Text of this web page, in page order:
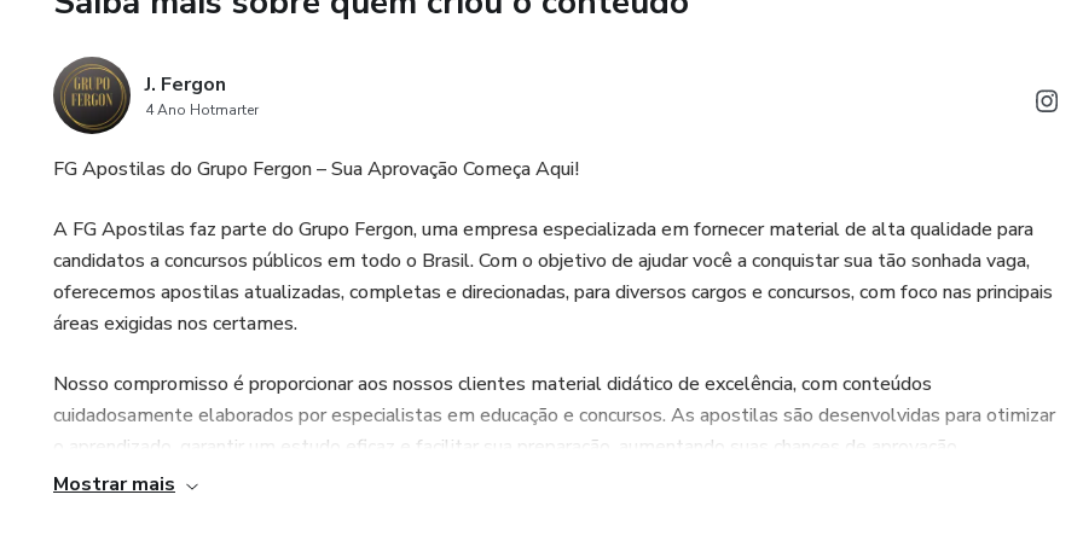
Facilidade de Acompanhamento: Estruturada de maneira clara e prática, para que você
assunto. Adquira agora a sua Apostila para o cargo de Serviços Gerais da Prefeitura de
Guadalupe - Piauí e comece hoje mesmo a caminhada rumo à sua vaga!
Garanta sua vaga. Estude com qualidade. Vença o concurso!
J. Fergon
4 Ano Hotmarter
FG Apostilas do Grupo Fergon – Sua Aprovação Começa Aqui!
A FG Apostilas faz parte do Grupo Fergon, uma empresa especializada em fornecer material de alta qualidade para
candidatos a concursos públicos em todo o Brasil. Com o objetivo de ajudar você a conquistar sua tão sonhada vaga,
oferecemos apostilas atualizadas, completas e direcionadas, para diversos cargos e concursos, com foco nas principais
áreas exigidas nos certames.
Nosso compromisso é proporcionar aos nossos clientes material didático de excelência, com conteúdos
cuidadosamente elaborados por especialistas em educação e concursos. As apostilas são desenvolvidas para otimizar
o aprendizado, garantir um estudo eficaz e facilitar sua preparação, aumentando suas chances de aprovação.
Mostrar mais